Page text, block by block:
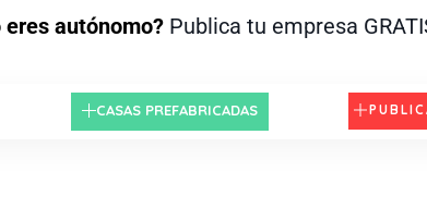
autónomo? Publica tu empresa
CASAS PREFABRICADAS